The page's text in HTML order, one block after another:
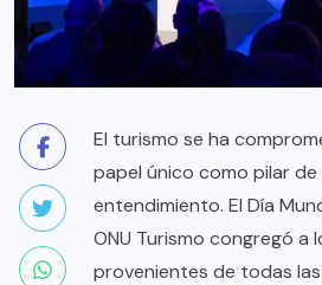
El turismo se ha
papel único como pilar de
entendimiento. El Día
ONU Turismo congregó a
provenientes de todas